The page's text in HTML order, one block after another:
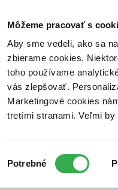
Môžeme pracovať s
Aby sme vedeli, ako sa
zbierame cookies.
toho používame
vás zlepšovať.
Marketingové cookies
tretími stranami. Veľmi
súhlasu
Potrebné
Poukážky Kontakt